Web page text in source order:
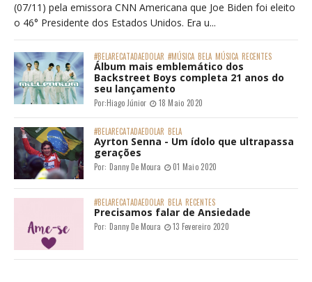
(07/11) pela emissora CNN Americana que Joe Biden foi eleito
o 46° Presidente dos Estados Unidos. Era u...
#BELARECATADAEDOLAR #MÚSICA BELA MÚSICA RECENTES
Álbum mais emblemático dos
Backstreet Boys completa 21 anos do
seu lançamento
Por:Hiago Júnior 18 Maio 2020
#BELARECATADAEDOLAR BELA
Ayrton Senna - Um ídolo que ultrapassa
gerações
Por: Danny De Moura 01 Maio 2020
#BELARECATADAEDOLAR BELA RECENTES
Precisamos falar de Ansiedade
Por: Danny De Moura 13 Fevereiro 2020